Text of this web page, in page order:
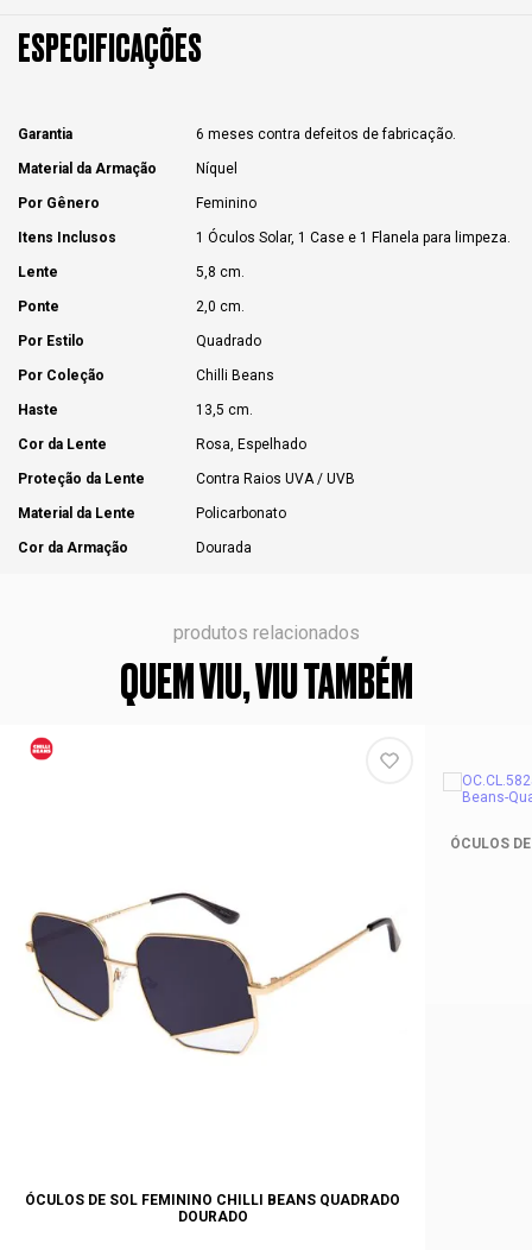
ESPECIFICAÇÕES
Garantia 6 meses contra defeitos de fabricação.
Material da Armação Níquel
Por Gênero Feminino
Itens Inclusos 1 Óculos Solar, 1 Case e 1 Flanela para limpeza.
Lente 5,8 cm.
Ponte 2,0 cm.
Por Estilo Quadrado
Por Coleção Chilli Beans
Haste 13,5 cm.
Cor da Lente Rosa, Espelhado
Proteção da Lente Contra Raios UVA / UVB
Material da Lente Policarbonato
Cor da Armação Dourada
produtos relacionados
QUEM VIU, VIU TAMBÉM
ÓCULOS DE SOL FEMININO CHILLI BEANS QUADRADO
DOURADO
ÓCULOS